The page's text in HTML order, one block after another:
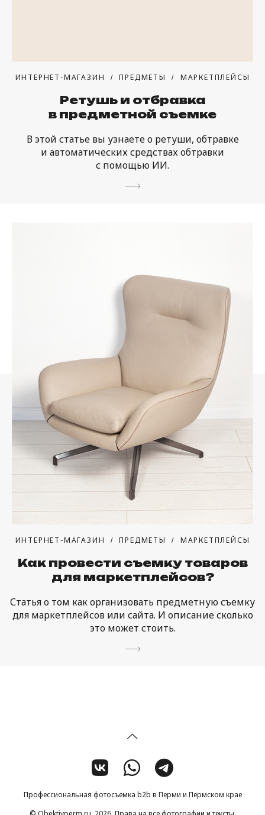
ИНТЕРНЕТ-МАГАЗИН ПРЕДМЕТЫ МАРКЕТПЛЕЙСЫ
Ретушь и отбравка
в предметной съемке
В этой статье вы узнаете о ретуши, обтравке
и автоматических средствах обтравки
с помощью ИИ.
ИНТЕРНЕТ-МАГАЗИН ПРЕДМЕТЫ МАРКЕТПЛЕЙСЫ
Как провести съемку товаров
для маркетплейсов?
Статья о том как организовать предметную съемку
для маркетплейсов или сайта. И описание сколько
это может стоить.
Профессиональная фотосъемка b2b в Перми и Пермском крае